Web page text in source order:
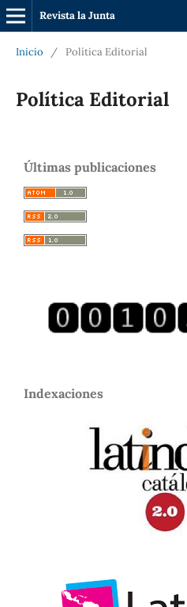
Revista la Junta
Inicio / Política Editorial
Política Editorial
Últimas publicaciones
Indexaciones